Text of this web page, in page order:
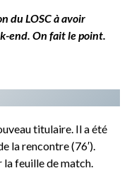
du LOSC à avoir
end. On fait le point.
titulaire. Il a été
la rencontre (76′).
la feuille de match.